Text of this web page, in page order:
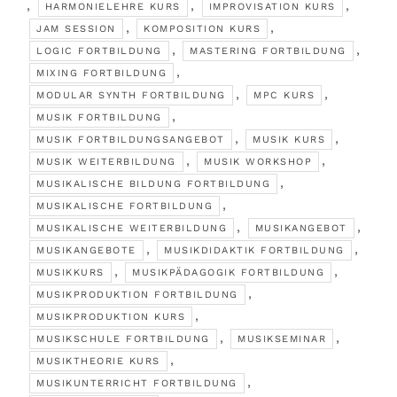
, HARMONIELEHRE KURS , IMPROVISATION KURS ,
JAM SESSION , KOMPOSITION KURS ,
LOGIC FORTBILDUNG , MASTERING FORTBILDUNG ,
MIXING FORTBILDUNG ,
MODULAR SYNTH FORTBILDUNG , MPC KURS ,
MUSIK FORTBILDUNG ,
MUSIK FORTBILDUNGSANGEBOT , MUSIK KURS ,
MUSIK WEITERBILDUNG , MUSIK WORKSHOP ,
MUSIKALISCHE BILDUNG FORTBILDUNG ,
MUSIKALISCHE FORTBILDUNG ,
MUSIKALISCHE WEITERBILDUNG , MUSIKANGEBOT ,
MUSIKANGEBOTE , MUSIKDIDAKTIK FORTBILDUNG ,
MUSIKKURS , MUSIKPÄDAGOGIK FORTBILDUNG ,
MUSIKPRODUKTION FORTBILDUNG ,
MUSIKPRODUKTION KURS ,
MUSIKSCHULE FORTBILDUNG , MUSIKSEMINAR ,
MUSIKTHEORIE KURS ,
MUSIKUNTERRICHT FORTBILDUNG
,